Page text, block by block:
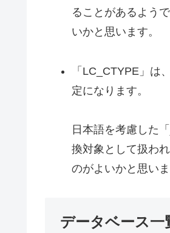
ることがあるよう
いかと思います。
「LC_CTYPE」は
定になります。
日本語を考慮した
換対象として扱わ
のがよいかと思いま
データベース一